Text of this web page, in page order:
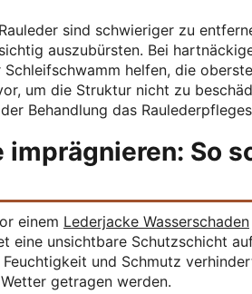
sind schwieriger zu
auszubürsten. Bei
helfen, die
um die Struktur nicht zu
Behandlung das
imprägnieren: So
einem Lederjacke Wasserschaden
eine unsichtbare Schutzschicht
und Schmutz
getragen werden.